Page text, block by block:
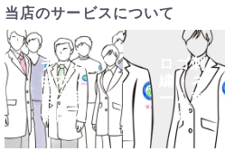
当店のサービスについて
チーム
白衣・
白衣団
体購入
ロゴ刺
繍・ネ
ーム刺
繍